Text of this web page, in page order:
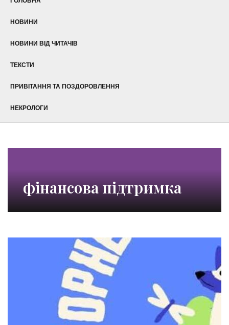
НОВИНИ
НОВИНИ ВІД ЧИТАЧІВ
ТЕКСТИ
ПРИВІТАННЯ ТА ПОЗДОРОВЛЕННЯ
НЕКРОЛОГИ
фінансова підтримка